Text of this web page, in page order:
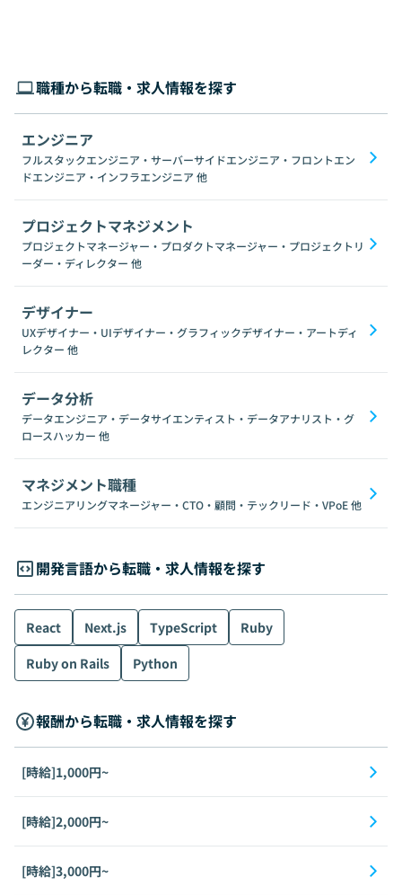
職種から転職・求人情報を探す
エンジニア
フルスタックエンジニア・サーバーサイドエンジニア・フロントエン
ドエンジニア・インフラエンジニア 他
プロジェクトマネジメント
プロジェクトマネージャー・プロダクトマネージャー・プロジェクトリ
ーダー・ディレクター 他
デザイナー
UXデザイナー・UIデザイナー・グラフィックデザイナー・アートディ
レクター 他
データ分析
データエンジニア・データサイエンティスト・データアナリスト・グ
ロースハッカー 他
マネジメント職種
エンジニアリングマネージャー・CTO・顧問・テックリード・VPoE他
開発言語から転職・求人情報を探す
React Next.js TypeScript
Ruby
Ruby on Rails
Python
報酬から転職・求人情報を探す
[時給]1,000円~
[時給]2,000円~
[時給]3,000円~